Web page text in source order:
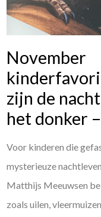
November
zijn de
het donker
Voor kinderen die
mysterieuze
Matthijs Meeuwsen
zoals uilen,